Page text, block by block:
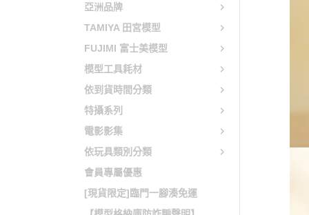
亞洲品牌
TAMIYA 田宮模型
FUJIMI 富士美模型
模型工具耗材
依到貨時間分類
特攝系列
電影影集
依玩具類別分類
會員專屬優惠
[現貨限定]臨門一腳湊免運